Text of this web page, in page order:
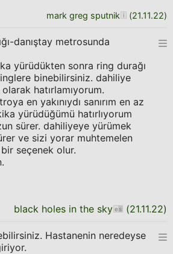
mark greg sputnik (21.11.22)
danıştay metrosunda
yürüdükten sonra ring durağı
binebilirsiniz. dahiliye
olarak hatırlamıyorum.
en yakınıydı sanırım en az
yürüdüğümü hatırlıyorum
sürer. dahiliyeye yürümek
ve sizi yorar muhtemelen
seçenek olur.
black holes in the sky (21.11.22)
Hastanenin neredeyse